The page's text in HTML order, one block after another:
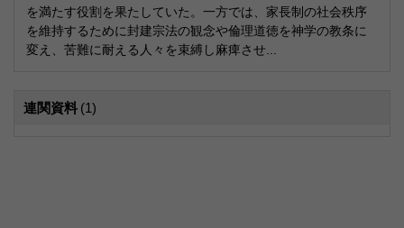
を満たす役割を果たしていた。一方では、家長制の社会秩序
を維持するために封建宗法の観念や倫理道徳を神学の教条に
変え、苦難に耐える人々を束縛し麻痺させ...
連関資料 (1)